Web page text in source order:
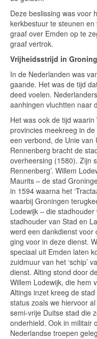
Deze beslissing was voor
kerkbestuur te steunen
graaf over Emden op te
graaf vertrok.
Vrijheidsstrijd in
In de Nederlanden was
gaande. Het was de tijd
deed voelen.
aanhingen vluchtten naar
Het was ook de tijd
provincies meekreeg in
een verbond, de Unie
Rennenberg bracht de
overheersing (1580). Zijn
Rennenberg’. Willem
Maurits – de stad
in 1594 waarna het
waarbij Groningen
Lodewijk – die
stadhouder van Stad en
werd een dankdienst voor
ging voor in deze dienst.
speciaal uit Emden laten
zuidmuur van het ‘schip’
dienst. Alting stond door
Willem Lodewijk, die hem
Altings inzet kreeg de
status zoals we hiervoor
semi-vrije Duitse stad die
onderhield. Ook in militair
Nederlandse troepen